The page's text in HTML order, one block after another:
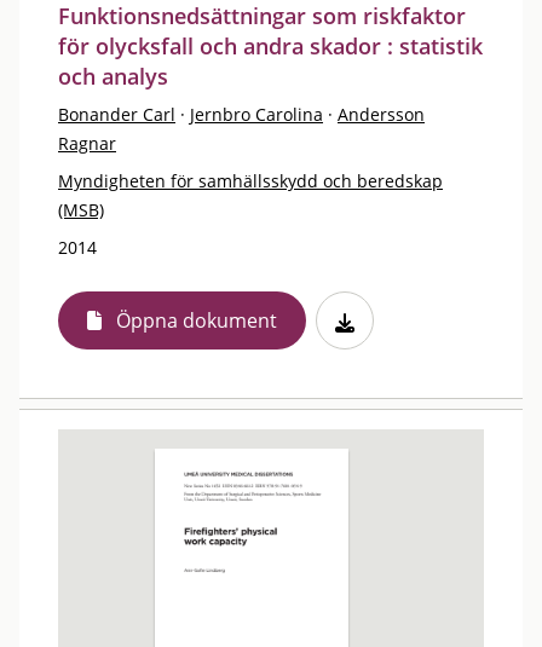
Funktionsnedsättningar som riskfaktor
för olycksfall och andra skador : statistik
och analys
Bonander Carl · Jernbro Carolina · Andersson
Ragnar
Myndigheten för samhällsskydd och beredskap
(MSB)
2014
Öppna dokument